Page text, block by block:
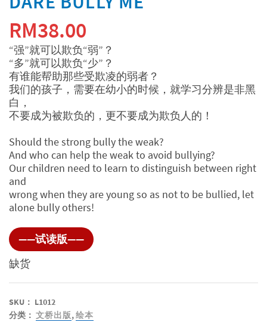
RM38.00
“强”就可以欺负“弱”？
“多”就可以欺负“少”？
有谁能帮助那些受欺凌的弱者？
我们的孩子，需要在幼小的时候，就学习分辨是非黑
白，
不要成为被欺负的，更不要成为欺负人的！
Should the strong bully the weak?
And who can help the weak to avoid bullying?
Our children need to learn to distinguish between right
and
wrong when they are young so as not to be bullied, let
alone bully others!
——试读版——
缺货
SKU： L1012
分类： 文桥出版,绘本